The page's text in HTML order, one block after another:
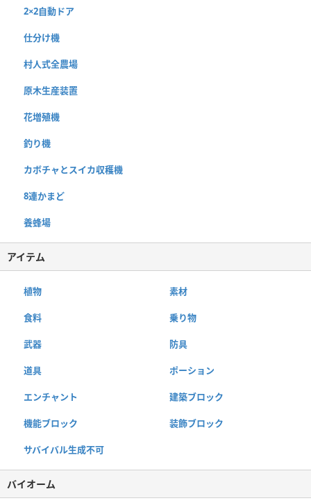
2×2自動ドア
仕分け機
村人式全農場
原木生産装置
花増殖機
釣り機
カボチャとスイカ収穫機
8連かまど
養蜂場
アイテム
植物 素材
食料 乗り物
武器 防具
道具 ポーション
エンチャント 建築ブロック
機能ブロック 装飾ブロック
サバイバル生成不可
バイオーム